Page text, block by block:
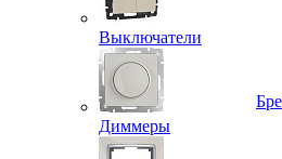
Выключатели
Диммеры